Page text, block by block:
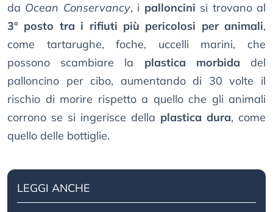
da Ocean Conservancy, i palloncini si trovano al
3° posto tra i rifiuti più pericolosi per animali,
come tartarughe, foche, uccelli marini, che
possono scambiare la plastica morbida del
palloncino per cibo, aumentando di 30 volte il
rischio di morire rispetto a quello che gli animali
corrono se si ingerisce della plastica dura, come
quello delle bottiglie.
LEGGI ANCHE